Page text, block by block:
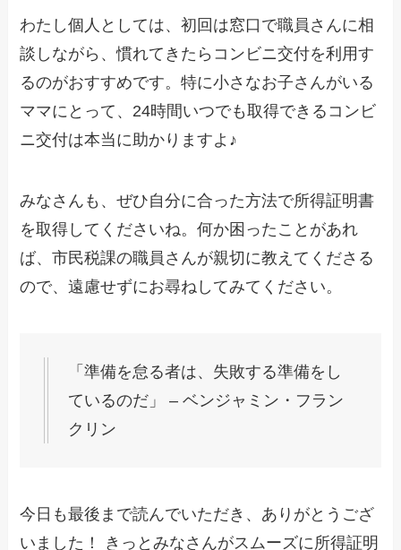
わたし個人としては、初回は窓口で職員さんに相
談しながら、慣れてきたらコンビニ交付を利用す
るのがおすすめです。特に小さなお子さんがいる
ママにとって、24時間いつでも取得できるコンビ
ニ交付は本当に助かりますよ♪
みなさんも、ぜひ自分に合った方法で所得証明書
を取得してくださいね。何か困ったことがあれ
ば、市民税課の職員さんが親切に教えてくださる
ので、遠慮せずにお尋ねしてみてください。
「準備を怠る者は、失敗する準備をし
ているのだ」 – ベンジャミン・フラン
クリン
今日も最後まで読んでいただき、ありがとうござ
いました！ きっとみなさんがスムーズに所得証明